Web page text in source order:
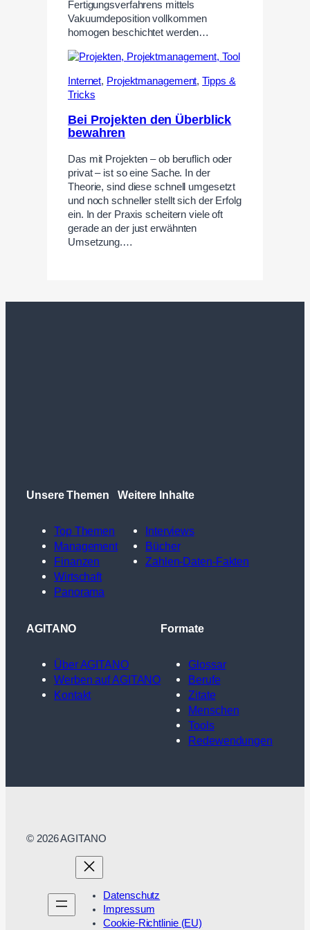
Fertigungsverfahrens mittels
Vakuumdeposition vollkommen
homogen beschichtet werden…
Internet, Projektmanagement,Tipps &
Tricks
Bei Projekten den Überblick
bewahren
Das mit Projekten – ob beruflich oder
privat – ist so eine Sache. In der
Theorie, sind diese schnell umgesetzt
und noch schneller stellt sich der Erfolg
ein. In der Praxis scheitern viele oft
gerade an der just erwähnten
Umsetzung.…
Unsere Themen
Top Themen
Management
Finanzen
Wirtschaft
Panorama
Weitere Inhalte
Interviews
Bücher
Zahlen-Daten-Fakten
AGITANO
Über AGITANO
Werben auf AGITANO
Kontakt
Formate
Glossar
Berufe
Zitate
Menschen
Tools
Redewendungen
© 2026 AGITANO
Datenschutz
Impressum
Cookie-Richtlinie (EU)